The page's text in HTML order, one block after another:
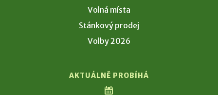
Volná místa
Stánkový prodej
Volby 2026
AKTUÁLNĚ PROBÍHÁ